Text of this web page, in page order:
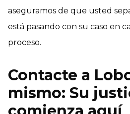
aseguramos de que usted
está pasando con su caso en
proceso.
Contacte a
mismo: Su